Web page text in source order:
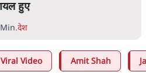
हुए
.देश
Viral Video Amit Shah